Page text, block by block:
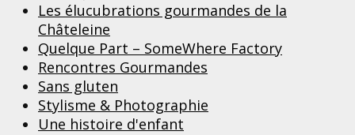
Les élucubrations gourmandes de la
Châteleine
Quelque Part – SomeWhere Factory
Rencontres Gourmandes
Sans gluten
Stylisme & Photographie
Une histoire d'enfant